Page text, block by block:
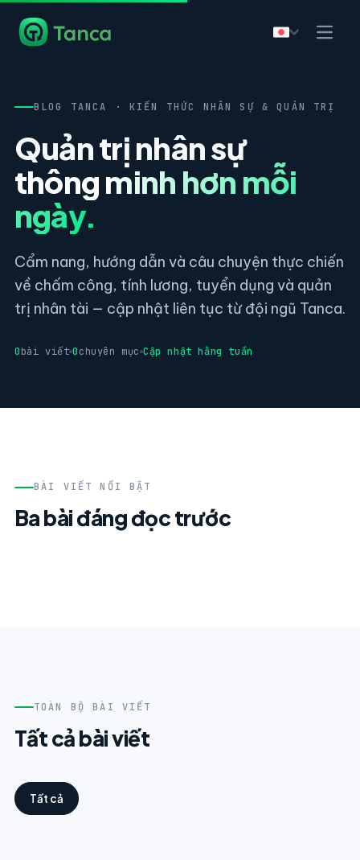
BLOG TANCA · KIẾN THỨC NHÂN SỰ & QUẢN TRỊ
Quản trị nhân sự
thông minh hơn mỗi
ngày.
Cẩm nang, hướng dẫn và câu chuyện thực chiến
về chấm công, tính lương, tuyển dụng và quản
trị nhân tài — cập nhật liên tục từ đội ngũ Tanca.
0bài viết 0chuyên mục Cập nhật hằng tuần
BÀI VIẾT NỔI BẬT
Ba bài đáng đọc trước
TOÀN BỘ BÀI VIẾT
Tất cả bài viết
Tất cả